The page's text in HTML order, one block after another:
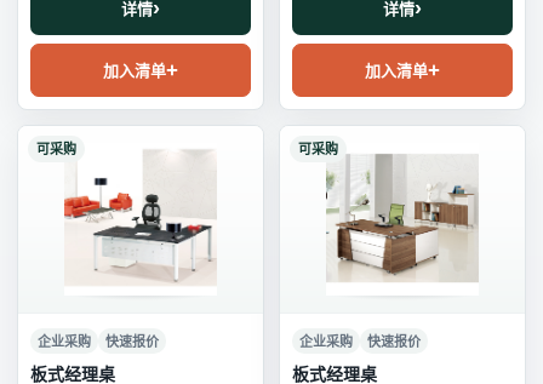
详情
加入清单
详情
加入清单
可采购
企业采购 快速报价
板式经理桌
可采购
企业采购 快速报价
板式经理桌